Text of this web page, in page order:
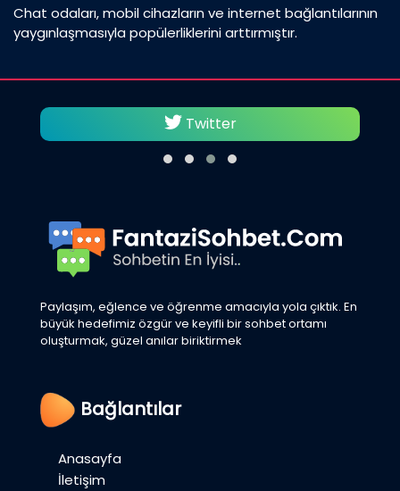
Chat odaları, mobil cihazların ve internet bağlantılarının
yaygınlaşmasıyla popülerliklerini arttırmıştır.
Twitter
Paylaşım, eğlence ve öğrenme amacıyla yola çıktık. En
büyük hedefimiz özgür ve keyifli bir sohbet ortamı
oluşturmak, güzel anılar biriktirmek
Bağlantılar
Anasayfa
İletişim